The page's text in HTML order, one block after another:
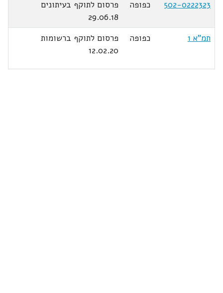
502-0222323
כפופה
פרסום לתוקף בעיתונים
29.06.18
תמ"א 1
כפופה
פרסום לתוקף ברשומות
12.02.20